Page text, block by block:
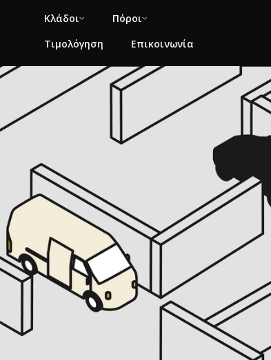
Κλάδοι
Πόροι
Τιμολόγηση
Επικοινωνία